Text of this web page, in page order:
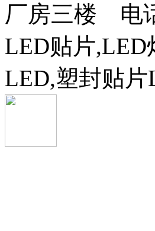
厂房三楼 电
LED贴片,LED
LED,塑封贴